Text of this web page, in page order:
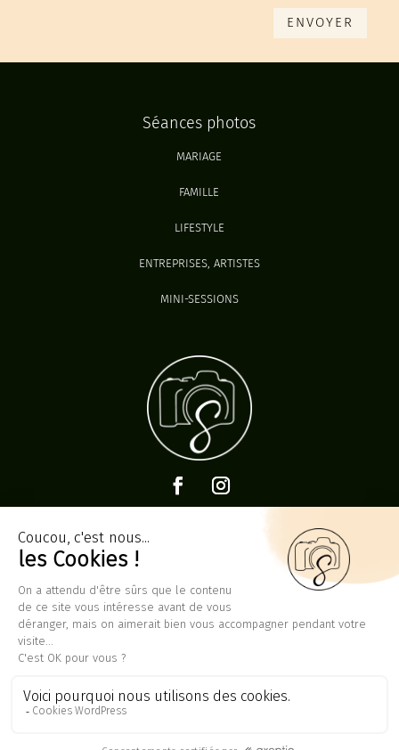
ENVOYER
Séances photos
MARIAGE
FAMILLE
LIFESTYLE
ENTREPRISES, ARTISTES
MINI-SESSIONS
WHATSAPP AU06 68 15 97 64
Photographe professionnelle, j’interviens notamment autour
Pornichet, Noirmoutier, Tours, Poitiers, Angers et la Vendée